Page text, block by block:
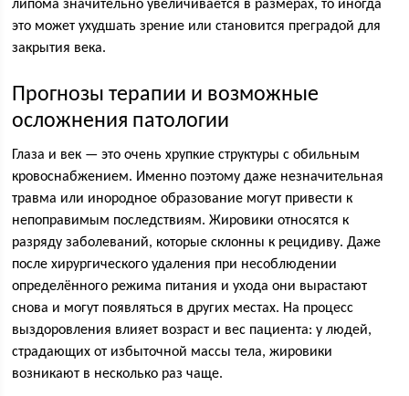
липома значительно увеличивается в размерах, то иногда
это может ухудшать зрение или становится преградой для
закрытия века.
Прогнозы терапии и возможные
осложнения патологии
Глаза и век — это очень хрупкие структуры с обильным
кровоснабжением. Именно поэтому даже незначительная
травма или инородное образование могут привести к
непоправимым последствиям. Жировики относятся к
разряду заболеваний, которые склонны к рецидиву. Даже
после хирургического удаления при несоблюдении
определённого режима питания и ухода они вырастают
снова и могут появляться в других местах. На процесс
выздоровления влияет возраст и вес пациента: у людей,
страдающих от избыточной массы тела, жировики
возникают в несколько раз чаще.